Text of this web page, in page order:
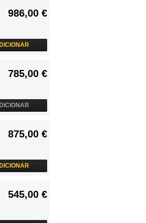
986,00 €
785,00 €
875,00 €
545,00 €